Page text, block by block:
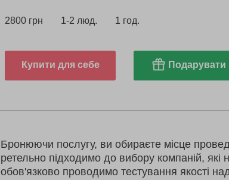
2800 грн 1-2 люд. 1 год.
Купити для себе Подарувати
Бронюючи послугу, ви обираєте місце
ретельно підходимо до вибору компаній,
обов'язково проводимо тестування якості